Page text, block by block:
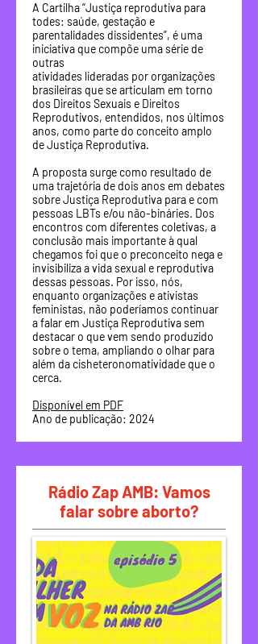
A Cartilha “Justiça reprodutiva para
todes: saúde, gestação e
parentalidades dissidentes”, é uma
iniciativa que compõe uma série de
outras
atividades lideradas por organizações
brasileiras que se articulam em torno
dos Direitos Sexuais e Direitos
Reprodutivos, entendidos, nos últimos
anos, como parte do conceito amplo
de Justiça Reprodutiva.
A proposta surge como resultado de
uma trajetória de dois anos em debates
sobre Justiça Reprodutiva para e com
pessoas LBTs e/ou não-bináries. Dos
encontros com diferentes coletivas, a
conclusão mais importante à qual
chegamos foi que o preconceito nega e
invisibiliza a vida sexual e reprodutiva
dessas pessoas. Por isso, nós,
enquanto organizações e ativistas
feministas, não poderíamos continuar
a falar em Justiça Reprodutiva sem
destacar o que vem sendo produzido
sobre o tema, ampliando o olhar para
além da cisheteronomatividade que o
cerca.
Disponível em PDF
Ano de publicação: 2024
Rádio Zap AMB: Vamos
falar sobre aborto?